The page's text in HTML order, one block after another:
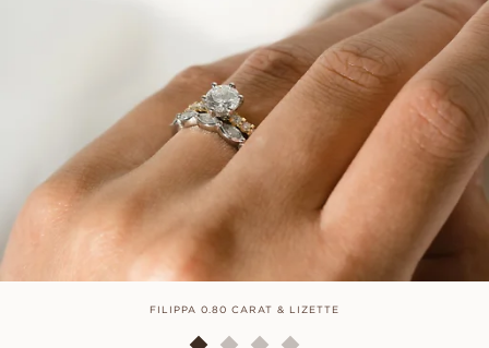
FILIPPA 0.80 CARAT & LIZETTE